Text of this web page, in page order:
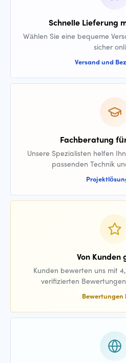
Schnelle Lieferung
Wählen Sie eine bequeme
sicher
Versand und
Fachberatung
Unsere Spezialisten helfen
passenden Technik
Von
Kunden bewerten uns mit
verifizierten
Bewertungen